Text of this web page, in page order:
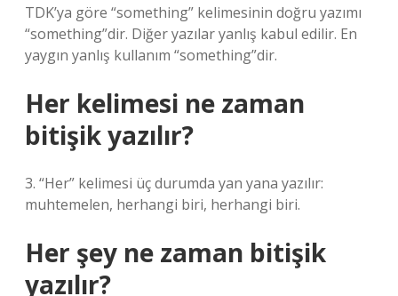
TDK’ya göre “something” kelimesinin doğru yazımı
“something”dir. Diğer yazılar yanlış kabul edilir. En
yaygın yanlış kullanım “something”dir.
Her kelimesi ne zaman
bitişik yazılır?
3. “Her” kelimesi üç durumda yan yana yazılır:
muhtemelen, herhangi biri, herhangi biri.
Her şey ne zaman bitişik
yazılır?